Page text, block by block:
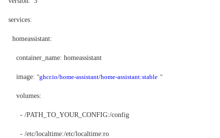
services:
homeassistant:
container_name: homeassistant
image: "ghcr.io/home-assistant/home-assistant:stable "
volumes:
- /PATH_TO_YOUR_CONFIG:/config
- /etc/localtime:/etc/localtime:ro